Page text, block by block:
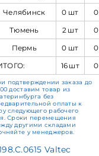
Челябинск
0 шт
Тюмень
2 шт
Пермь
0 шт
16 шт
подтверждении заказа до
доставим товар из
без
оплаты к
следующего рабочего
Сроки перемещения
другими складами
у менеджеров.
Valtec